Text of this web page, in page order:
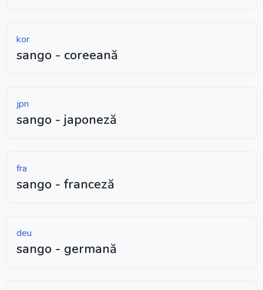
kor
sango - coreeană
jpn
sango - japoneză
fra
sango - franceză
deu
sango - germană